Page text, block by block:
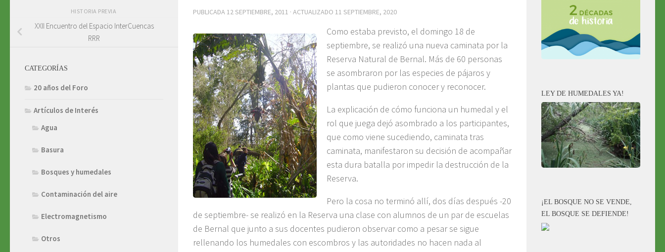
PUBLICADA 12 SEPTIEMBRE, 2011 · ACTUALIZADO 11 SEPTIEMBRE, 2020
Como estaba previsto, el domingo 18 de
septiembre, se realizó una nueva caminata por la
Reserva Natural de Bernal. Más de 60 personas
se asombraron por las especies de pájaros y
plantas que pudieron conocer y reconocer.
La explicación de cómo funciona un humedal y el
rol que juega dejó asombrado a los participantes,
que como viene sucediendo, caminata tras
caminata, manifestaron su decisión de acompañar
esta dura batalla por impedir la destrucción de la
Reserva.
Pero la cosa no terminó allí, dos días después -20
de septiembre- se realizó en la Reserva una clase con alumnos de un par de escuelas
de Bernal que junto a sus docentes pudieron observar como a pesar se sigue
rellenando los humedales con escombros y las autoridades no hacen nada al
HISTORIA PREVIA
XXII Encuentro del Espacio InterCuencas
RRR
CATEGORÍAS
20 años del Foro
Artículos de Interés
Agua
Basura
Bosques y humedales
Contaminación del aire
Electromagnetismo
Otros
LEY DE HUMEDALES YA!
¡EL BOSQUE NO SE VENDE,
EL BOSQUE SE DEFIENDE!